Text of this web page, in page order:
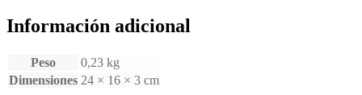
Información adicional
Peso
0,23 kg
Dimensiones 24 × 16 × 3 cm